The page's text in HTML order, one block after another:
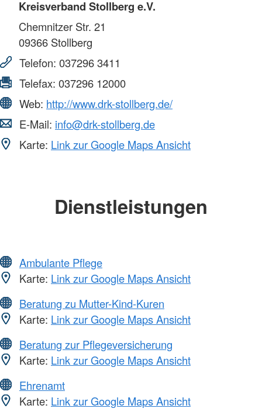
Kreisverband Stollberg e.V.
Chemnitzer Str. 21
09366 Stollberg
Telefon: 037296 3411
Telefax: 037296 12000
Web: http://www.drk-stollberg.de/
E-Mail: info@drk-stollberg.de
Karte: Link zur Google Maps Ansicht
Dienstleistungen
Ambulante Pflege
Karte: Link zur Google Maps Ansicht
Beratung zu Mutter-Kind-Kuren
Karte: Link zur Google Maps Ansicht
Beratung zur Pflegeversicherung
Karte: Link zur Google Maps Ansicht
Ehrenamt
Karte: Link zur Google Maps Ansicht